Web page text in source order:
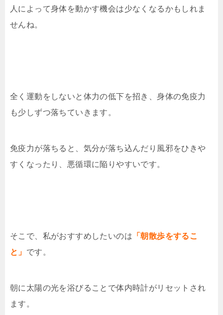
人によって身体を動かす機会は少なくなるかもしれま
せんね。
全く運動をしないと体力の低下を招き、身体の免疫力
も少しずつ落ちていきます。
免疫力が落ちると、気分が落ち込んだり風邪をひきや
すくなったり、悪循環に陥りやすいです。
そこで、私がおすすめしたいのは 「朝散歩をするこ
と」 です。
朝に太陽の光を浴びることで体内時計がリセットされ
ます。